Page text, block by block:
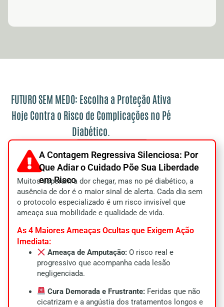
FUTURO SEM MEDO: Escolha a Proteção Ativa
Hoje Contra o Risco de Complicações no Pé
Diabético.
A Contagem Regressiva Silenciosa: Por
Que Adiar o Cuidado Põe Sua Liberdade
em Risco
Muitos esperam a dor chegar, mas no pé diabético, a
ausência de dor é o maior sinal de alerta. Cada dia sem
o protocolo especializado é um risco invisível que
ameaça sua mobilidade e qualidade de vida.
As 4 Maiores Ameaças Ocultas que Exigem Ação
Imediata:
Ameaça de Amputação: O risco real e
progressivo que acompanha cada lesão
negligenciada.
Cura Demorada e Frustrante: Feridas que não
cicatrizam e a angústia dos tratamentos longos e